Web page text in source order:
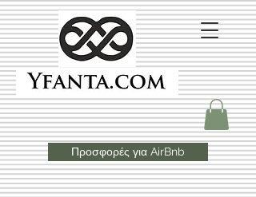
Προσφορές για AirBnb